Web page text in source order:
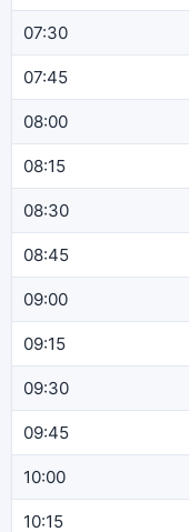
07:30
07:45
08:00
08:15
08:30
08:45
09:00
09:15
09:30
09:45
10:00
10:15